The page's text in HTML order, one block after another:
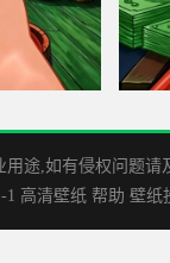
途,如有侵权问题
1 高清壁纸 帮助 壁纸